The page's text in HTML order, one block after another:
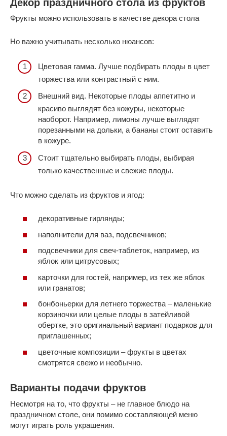
Декор праздничного стола из фруктов
Фрукты можно использовать в качестве декора стола
Но важно учитывать несколько нюансов:
Цветовая гамма. Лучше подбирать плоды в цвет
торжества или контрастный с ним.
Внешний вид. Некоторые плоды аппетитно и
красиво выглядят без кожуры, некоторые
наоборот. Например, лимоны лучше выглядят
порезанными на дольки, а бананы стоит оставить
в кожуре.
Стоит тщательно выбирать плоды, выбирая
только качественные и свежие плоды.
Что можно сделать из фруктов и ягод:
декоративные гирлянды;
наполнители для ваз, подсвечников;
подсвечники для свеч-таблеток, например, из
яблок или цитрусовых;
карточки для гостей, например, из тех же яблок
или гранатов;
бонбоньерки для летнего торжества – маленькие
корзиночки или целые плоды в затейливой
обертке, это оригинальный вариант подарков для
приглашенных;
цветочные композиции – фрукты в цветах
смотрятся свежо и необычно.
Варианты подачи фруктов
Несмотря на то, что фрукты – не главное блюдо на
праздничном столе, они помимо составляющей меню
могут играть роль украшения.